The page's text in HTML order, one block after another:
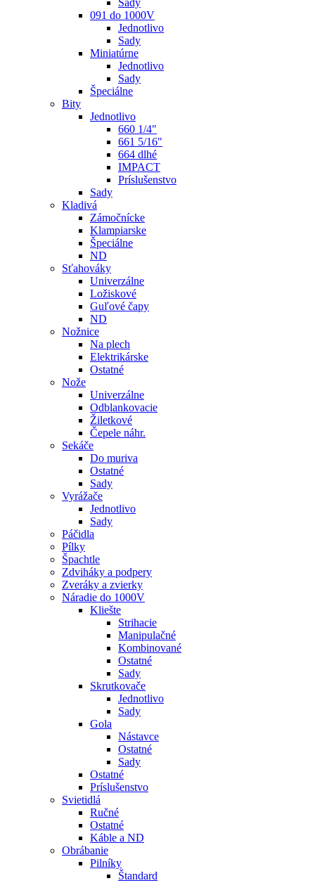
Sady
091 do 1000V
Jednotlivo
Sady
Miniatúrne
Jednotlivo
Sady
Špeciálne
Bity
Jednotlivo
660 1/4"
661 5/16"
664 dlhé
IMPACT
Príslušenstvo
Sady
Kladivá
Zámočnícke
Klampiarske
Špeciálne
ND
Sťahováky
Univerzálne
Ložiskové
Guľové čapy
ND
Nožnice
Na plech
Elektrikárske
Ostatné
Nože
Univerzálne
Odblankovacie
Žiletkové
Čepele náhr.
Sekáče
Do muriva
Ostatné
Sady
Vyrážače
Jednotlivo
Sady
Páčidla
Pílky
Špachtle
Zdviháky a podpery
Zveráky a zvierky
Náradie do 1000V
Kliešte
Strihacie
Manipulačné
Kombinované
Ostatné
Sady
Skrutkovače
Jednotlivo
Sady
Gola
Nástavce
Ostatné
Sady
Ostatné
Príslušenstvo
Svietidlá
Ručné
Ostatné
Káble a ND
Obrábanie
Pilníky
Štandard